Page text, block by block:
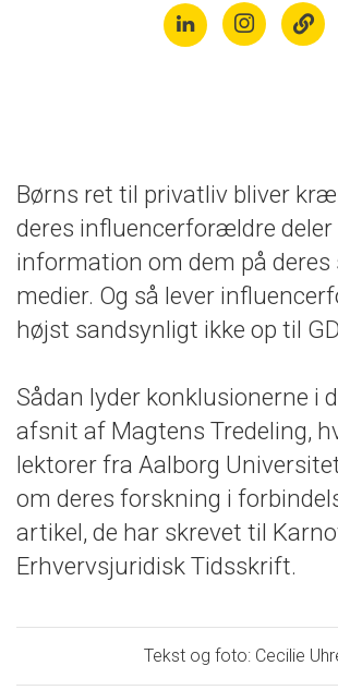
Børns ret til privatliv bliver
deres influencerforældre deler
information om dem på deres
medier. Og så lever
højst sandsynligt ikke op til
Sådan lyder konklusionerne i
afsnit af Magtens Tredeling,
lektorer fra Aalborg
om deres forskning i
artikel, de har skrevet til
Erhvervsjuridisk Tidsskrift.
Tekst og foto: Cecilie